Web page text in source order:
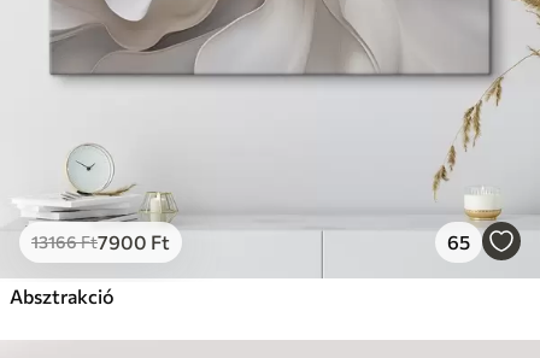
13166Ft7900 Ft 65
Absztrakció